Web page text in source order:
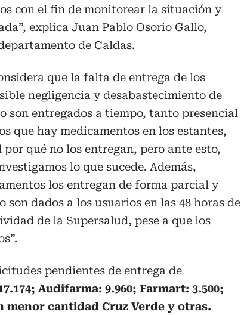
con el fin de monitorear la situación y
explica Juan Pablo Osorio Gallo,
de Caldas.
que la falta de entrega de los
negligencia y desabastecimiento de
son entregados a tiempo, tanto presencial
que hay medicamentos en los estantes,
qué no los entregan, pero ante esto,
lo que sucede. Además,
los entregan de forma parcial y
dados a los usuarios en las 48 horas de
de la Supersalud, pese a que los
pendientes de entrega de
Audifarma: 9.960; Farmart: 3.500;
menor cantidad Cruz Verde y otras.